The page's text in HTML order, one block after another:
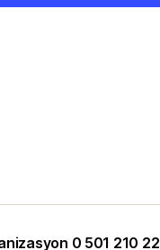
0 501 210 22